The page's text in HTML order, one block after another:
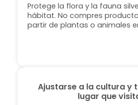
Protege la flora y la fauna
hábitat. No compres
partir de plantas o animales
Ajustarse a la cultura y
lugar que